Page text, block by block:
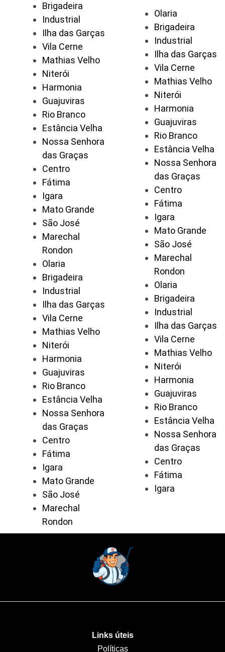
Brigadeira
Industrial
Ilha das Garças
Vila Cerne
Mathias Velho
Niterói
Harmonia
Guajuviras
Rio Branco
Estância Velha
Nossa Senhora
das Graças
Centro
Fátima
Igara
Mato Grande
São José
Marechal
Rondon
Olaria
Brigadeira
Industrial
Ilha das Garças
Vila Cerne
Mathias Velho
Niterói
Harmonia
Guajuviras
Rio Branco
Estância Velha
Nossa Senhora
das Graças
Centro
Fátima
Igara
Mato Grande
São José
Marechal
Rondon
Olaria
Brigadeira
Industrial
Ilha das Garças
Vila Cerne
Mathias Velho
Niterói
Harmonia
Guajuviras
Rio Branco
Estância Velha
Nossa Senhora
das Graças
Centro
Fátima
Igara
Mato Grande
São José
Marechal
Rondon
Olaria
Brigadeira
Industrial
Ilha das Garças
Vila Cerne
Mathias Velho
Niterói
Harmonia
Guajuviras
Rio Branco
Estância Velha
Nossa Senhora
das Graças
Centro
Fátima
Igara
Links úteis
Políticas